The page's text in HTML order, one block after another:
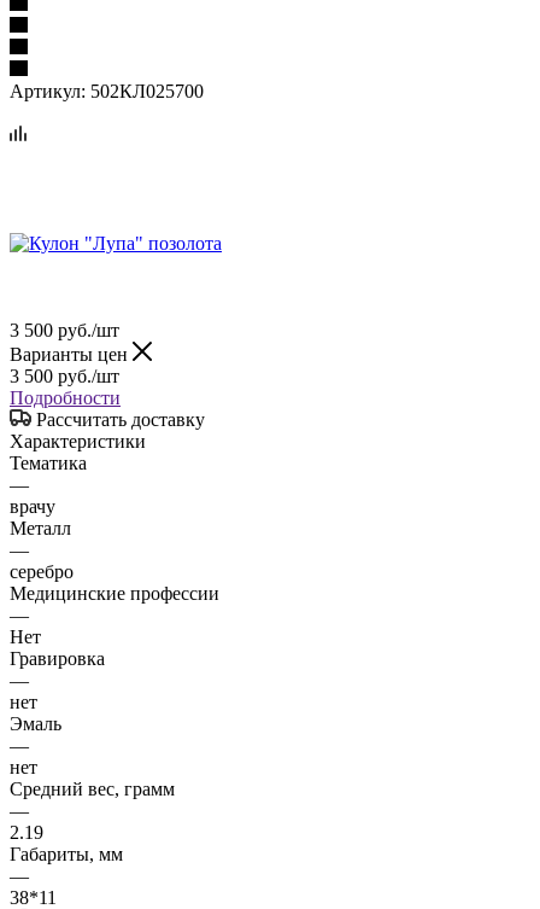
Артикул: 502КЛ025700
3 500 руб./шт
Варианты цен
3 500 руб./шт
Подробности
Рассчитать доставку
Характеристики
Тематика
—
врачу
Металл
—
серебро
Медицинские профессии
—
Нет
Гравировка
—
нет
Эмаль
—
нет
Средний вес, грамм
—
2.19
Габариты, мм
—
38*11